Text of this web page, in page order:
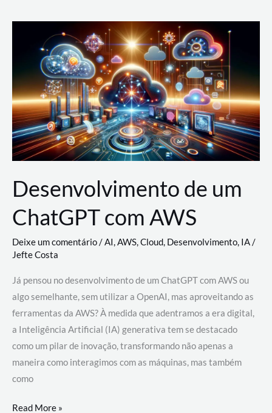
Nuvem:
Google
Cloud,
AWS
e
Azure
Desenvolvimento de um
ChatGPT com AWS
Deixe um comentário/AI,AWS,Cloud, Desenvolvimento, IA/
Jefte Costa
Já pensou no desenvolvimento de um ChatGPT com AWS ou
algo semelhante, sem utilizar a OpenAI, mas aproveitando as
ferramentas da AWS? À medida que adentramos a era digital,
a Inteligência Artificial (IA) generativa tem se destacado
como um pilar de inovação, transformando não apenas a
maneira como interagimos com as máquinas, mas também
como
Desenvolvimento
Read More »